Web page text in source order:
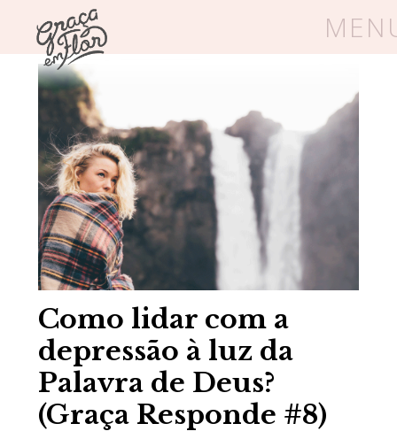
cristãs podem florescer em Cristo
Livros Carrinho Login
BLOG
SOBRE
FRUTÍFERAS
Home/Blog
Como lidar com a
depressão à luz da
Palavra de Deus?
(Graça Responde #8)